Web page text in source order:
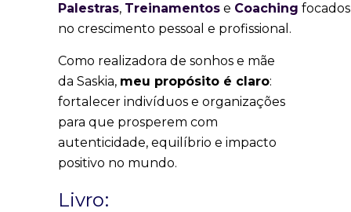
Palestras, Treinamentos e Coaching focados
no crescimento pessoal e profissional.
Como realizadora de sonhos e mãe
da Saskia, meu propósito é claro:
fortalecer indivíduos e organizações
para que prosperem com
autenticidade, equilíbrio e impacto
positivo no mundo.
Livro: